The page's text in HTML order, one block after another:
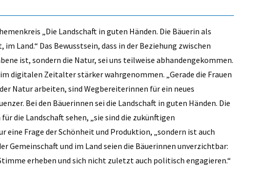
„Die Landschaft in guten Händen. Die Bäuerin als
Land.“ Das Bewusstsein, dass in der Beziehung zwischen
ist, sondern die Natur, sei uns teilweise abhandengekommen.
digitalen Zeitalter stärker wahrgenommen. „Gerade die Frauen
Natur arbeiten, sind Wegbereiterinnen für ein neues
Bei den Bäuerinnen sei die Landschaft in guten Händen. Die
die Landschaft sehen, „sie sind die zukünftigen
eine Frage der Schönheit und Produktion, „sondern ist auch
Gemeinschaft und im Land seien die Bäuerinnen unverzichtbar:
erheben und sich nicht zuletzt auch politisch engagieren.“